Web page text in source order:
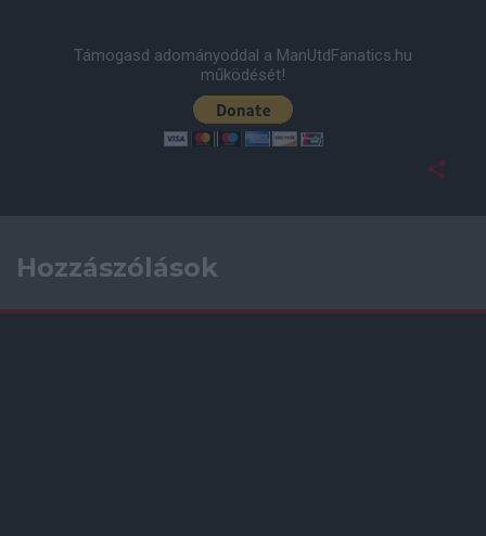
Támogasd adományoddal a ManUtdFanatics.hu
működését!
Hozzászólások